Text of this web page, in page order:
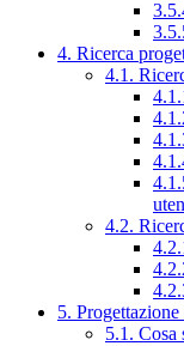
4. Ricerca
4.1.
4.2.
5.
5.1. Cosa